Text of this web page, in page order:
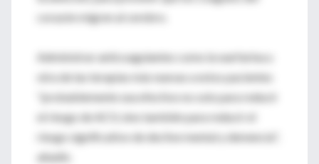
corazón migren al cerebro.
Administrar anticoagulantes como la warfarina u
otra de las terapias más nuevas a estos pacientes
"probablemente sea efectivo no solo para reducir
el riesgo de ACV, sino también para reducir el
riesgo significativo de declive mental y demencia",
añadió.